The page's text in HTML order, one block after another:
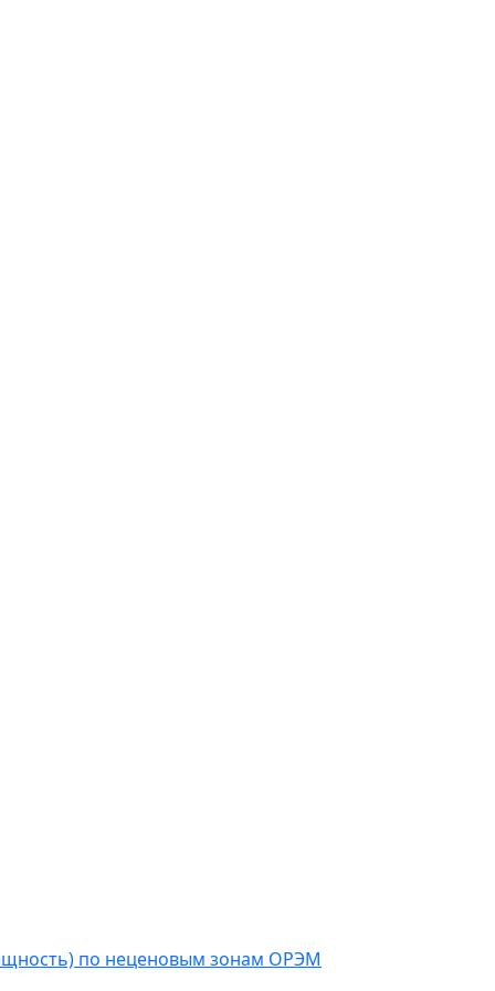
по неценовым зонам ОРЭМ